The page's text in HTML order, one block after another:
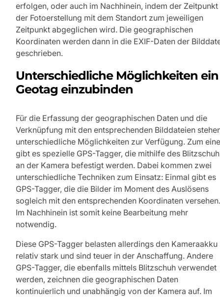
erfolgen, oder auch im Nachhinein, indem der Zeitpunkt
der Fotoerstellung mit dem Standort zum jeweiligen
Zeitpunkt abgeglichen wird. Die geographischen
Koordinaten werden dann in die EXIF-Daten der
geschrieben.
Unterschiedliche Möglichkeiten ein
Geotag einzubinden
Für die Erfassung der geographischen Daten und die
Verknüpfung mit den entsprechenden Bilddateien
unterschiedliche Möglichkeiten zur Verfügung. Zum
gibt es spezielle GPS-Tagger, die mithilfe des
an der Kamera befestigt werden. Dabei kommen zwei
unterschiedliche Techniken zum Einsatz: Einmal gibt es
GPS-Tagger, die die Bilder im Moment des Auslösens
sogleich mit den entsprechenden Koordinaten versehen.
Im Nachhinein ist somit keine Bearbeitung mehr
notwendig.
Diese GPS-Tagger belasten allerdings den Kameraakku
relativ stark und sind teuer in der Anschaffung. Andere
GPS-Tagger, die ebenfalls mittels Blitzschuh verwendet
werden, zeichnen die geographischen Daten
kontinuierlich und unabhängig von der Kamera auf. Im